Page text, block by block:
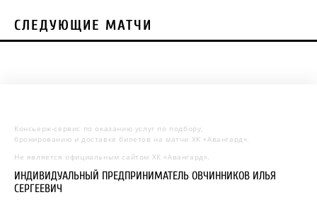
СЛЕДУЮЩИЕ МАТЧИ
Консьерж-сервис по оказанию услуг по подбору,
бронированию и доставке билетов на матчи ХК «Авангард».
Не является официальным сайтом ХК «Авангард».
ИНДИВИДУАЛЬНЫЙ ПРЕДПРИНИМАТЕЛЬ ОВЧИННИКОВ ИЛЬЯ
СЕРГЕЕВИЧ